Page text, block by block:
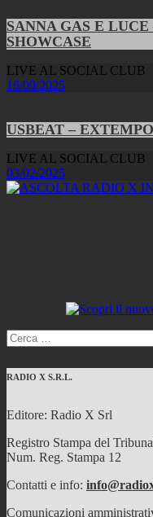
SANNA GAS E
SHOWCASE
LIVE AL SOCIAL CLUB
16/09/2025
USBEAT –
LIVE AL SOCIAL CLUB
03/02/2025
Ricerca
per:
RADIO X S.R.L.
Editore: Radio X Srl
Registro Stampa del
Num. Reg. Stampa 12
Contatti e info:
Comunicazioni